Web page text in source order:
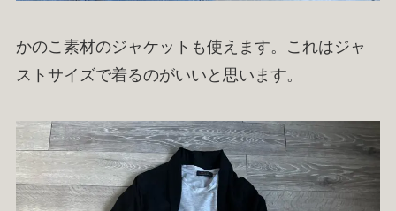
かのこ素材のジャケットも使えます。これはジャ
ストサイズで着るのがいいと思います。